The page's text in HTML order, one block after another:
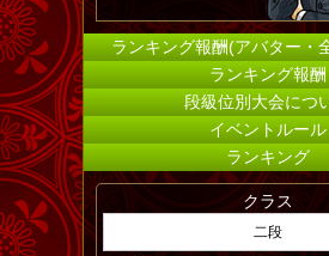
ランキング報酬(アバター・
ランキング報酬
段級位別大会につ
イベントルール
ランキング
クラス
二段